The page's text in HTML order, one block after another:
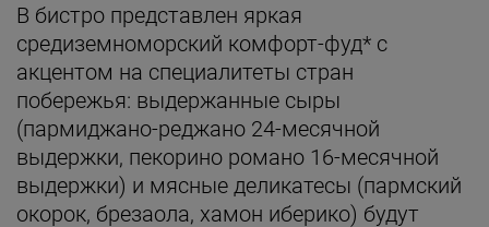
В бистро представлен яркая
средиземноморский комфорт-фуд* с
акцентом на специалитеты стран
побережья: выдержанные сыры
(пармиджано-реджано 24-месячной
выдержки, пекорино романо 16-месячной
выдержки) и мясные деликатесы (пармский
окорок, брезаола, хамон иберико) будут